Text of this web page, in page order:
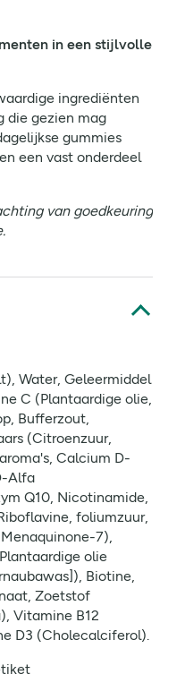
in een stijlvolle
ingrediënten
die gezien mag
gummies
een vast onderdeel
van goedkeuring
Water, Geleermiddel
C (Plantaardige olie,
Bufferzout,
(Citroenzuur,
Calcium D-
Alfa
Q10, Nicotinamide,
foliumzuur,
7),
olie
Biotine,
Zoetstof
Vitamine B12
D3 (Cholecalciferol).